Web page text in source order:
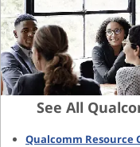
See All
Qualcomm Resource